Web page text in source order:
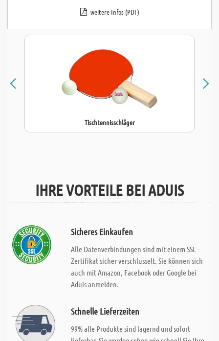
weitere Infos (PDF)
Tischtennisschläger
IHRE VORTEILE BEI ADUIS
Sicheres Einkaufen
Alle Datenverbindungen sind mit einem SSL -
Zertifikat sicher verschlusselt. Sie können sich
auch mit Amazon, Facebook oder Google bei
Aduis anmelden.
Schnelle Lieferzeiten
99% alle Produkte sind lagernd und sofort